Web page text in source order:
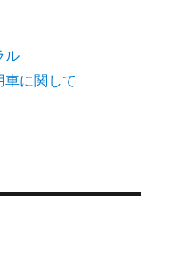
ル
に関して